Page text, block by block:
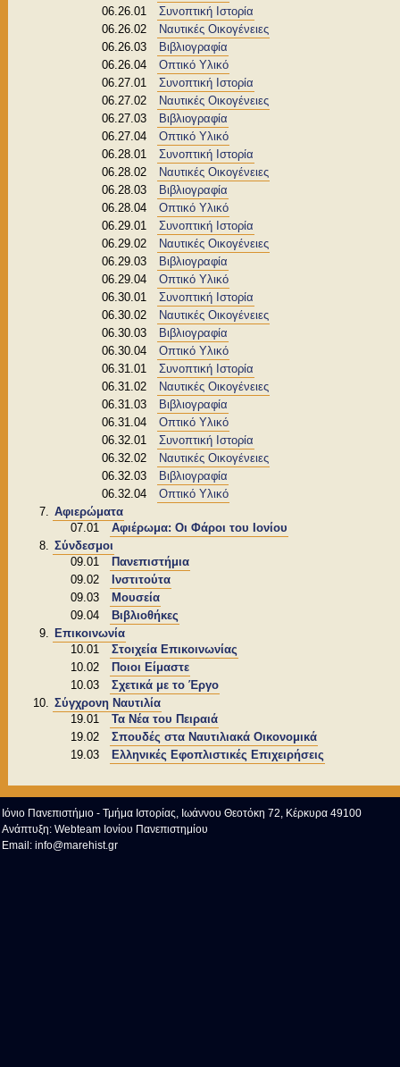
06.26.01
Συνοπτική Ιστορία
06.26.02
Ναυτικές Οικογένειες
06.26.03
Βιβλιογραφία
06.26.04
Οπτικό Υλικό
06.27.01
Συνοπτική Ιστορία
06.27.02
Ναυτικές Οικογένειες
06.27.03
Βιβλιογραφία
06.27.04
Οπτικό Υλικό
06.28.01
Συνοπτική Ιστορία
06.28.02
Ναυτικές Οικογένειες
06.28.03
Βιβλιογραφία
06.28.04
Οπτικό Υλικό
06.29.01
Συνοπτική Ιστορία
06.29.02
Ναυτικές Οικογένειες
06.29.03
Βιβλιογραφία
06.29.04
Οπτικό Υλικό
06.30.01
Συνοπτική Ιστορία
06.30.02
Ναυτικές Οικογένειες
06.30.03
Βιβλιογραφία
06.30.04
Οπτικό Υλικό
06.31.01
Συνοπτική Ιστορία
06.31.02
Ναυτικές Οικογένειες
06.31.03
Βιβλιογραφία
06.31.04
Οπτικό Υλικό
06.32.01
Συνοπτική Ιστορία
06.32.02
Ναυτικές Οικογένειες
06.32.03
Βιβλιογραφία
06.32.04
Οπτικό Υλικό
Αφιερώματα
07.01
Αφιέρωμα: Οι Φάροι του Ιονίου
Σύνδεσμοι
09.01
Πανεπιστήμια
09.02
Ινστιτούτα
09.03
Μουσεία
09.04
Βιβλιοθήκες
Επικοινωνία
10.01
Στοιχεία Επικοινωνίας
10.02
Ποιοι Είμαστε
10.03
Σχετικά με το Έργο
Σύγχρονη Ναυτιλία
19.01
Τα Νέα του Πειραιά
19.02
Σπουδές στα Ναυτιλιακά Οικονομικά
19.03
Ελληνικές Εφοπλιστικές Επιχειρήσεις
Ιόνιο Πανεπιστήμιο - Τμήμα Ιστορίας, Ιωάννου Θεοτόκη 72, Κέρκυρα 49100
Ανάπτυξη: Webteam Ιονίου Πανεπιστημίου
Email: info@marehist.gr